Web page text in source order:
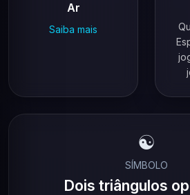
Ar
Saiba mais
☯️
SÍMBOLO
Dois triângulos